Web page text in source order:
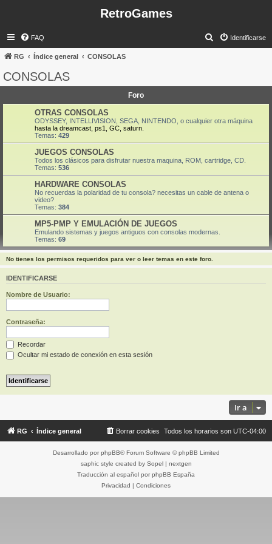
RetroGames
FAQ Identificarse
RG Índice general CONSOLAS
CONSOLAS
Foro
OTRAS CONSOLAS
ODYSSEY, INTELLIVISION, SEGA, NINTENDO, o cualquier otra máquina
hasta la dreamcast, ps1, GC, saturn.
Temas: 429
JUEGOS CONSOLAS
Todos los clásicos para disfrutar nuestra maquina, ROM, cartridge, CD.
Temas: 536
HARDWARE CONSOLAS
No recuerdas la polaridad de tu consola? necesitas un cable de antena o
video?
Temas: 384
MP5-PMP Y EMULACIÓN DE JUEGOS
Emulando sistemas y juegos antiguos con consolas modernas.
Temas: 69
No tienes los permisos requeridos para ver o leer temas en este foro.
IDENTIFICARSE
Nombre de Usuario:
Contraseña:
Recordar
Ocultar mi estado de conexión en esta sesión
Ir a
RG Índice general Todos los horarios son UTC-04:00
Borrar cookies
Desarrollado por phpBB® Forum Software © phpBB Limited
saphic style created by Sopel| nextgen
Traducción al español por phpBB España
Privacidad | Condiciones